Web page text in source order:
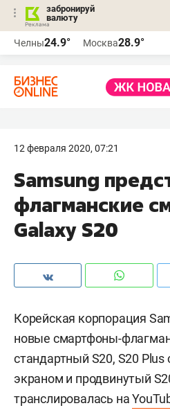
забронируй
валюту
Челны24.9° Москва28.9°
12 февраля 2020, 07:21
Samsung
флагманские
Galaxy S20
Корейская корпорация
новые смартфоны-
стандартный S20, S20
экраном и продвинутый
транслировалась на